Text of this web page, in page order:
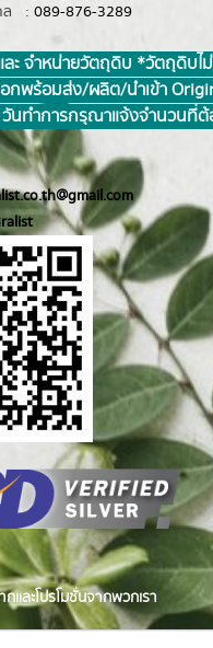
ล : 089-876-3289
ละ จำหน่ายวัตถุดิบ *วัตถุดิบ
พร้อมส่ง/ผลิต/นำเข้า
นทำการ กรุณาแจ้งจำนวนที่ต้
alist
ละโปรโมชั่นจากพวกเรา